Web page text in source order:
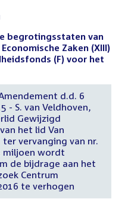
begrotingsstaten van
Zaken (XIII)
(F) voor het
d.d. 6
- S. van Veldhoven,
Gewijzigd
het lid Van
ter vervanging van nr.
miljoen wordt
de bijdrage aan het
Centrum
te verhogen